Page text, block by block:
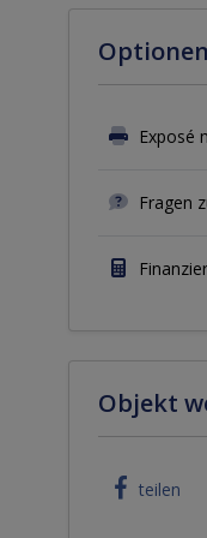
Optionen
Exposé
Fragen
Objekt
teilen